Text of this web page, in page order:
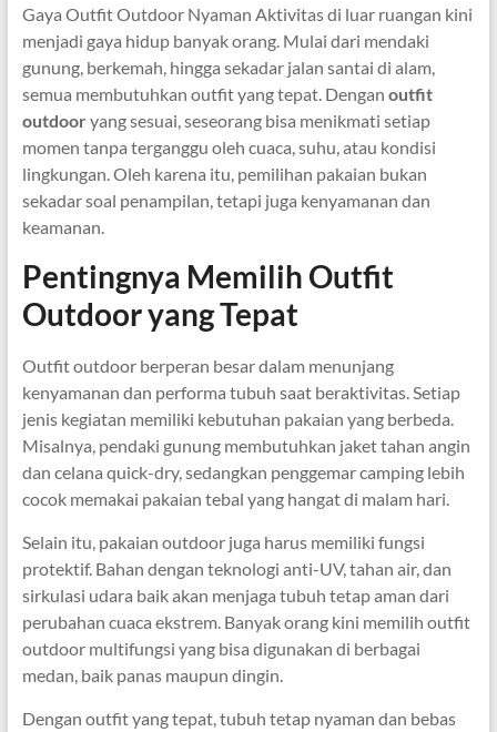
Gaya Outfit Outdoor Nyaman Aktivitas di luar ruangan kini
menjadi gaya hidup banyak orang. Mulai dari mendaki
gunung, berkemah, hingga sekadar jalan santai di alam,
semua membutuhkan outfit yang tepat. Dengan outfit
outdooryang sesuai, seseorang bisa menikmati setiap
momen tanpa terganggu oleh cuaca, suhu, atau kondisi
lingkungan. Oleh karena itu, pemilihan pakaian bukan
sekadar soal penampilan, tetapi juga kenyamanan dan
keamanan.
Pentingnya Memilih Outfit
Outdoor yang Tepat
Outfit outdoor berperan besar dalam menunjang
kenyamanan dan performa tubuh saat beraktivitas. Setiap
jenis kegiatan memiliki kebutuhan pakaian yang berbeda.
Misalnya, pendaki gunung membutuhkan jaket tahan angin
dan celana quick-dry, sedangkan penggemar camping lebih
cocok memakai pakaian tebal yang hangat di malam hari.
Selain itu, pakaian outdoor juga harus memiliki fungsi
protektif. Bahan dengan teknologi anti-UV, tahan air, dan
sirkulasi udara baik akan menjaga tubuh tetap aman dari
perubahan cuaca ekstrem. Banyak orang kini memilih outfit
outdoor multifungsi yang bisa digunakan di berbagai
medan, baik panas maupun dingin.
Dengan outfit yang tepat, tubuh tetap nyaman dan bebas